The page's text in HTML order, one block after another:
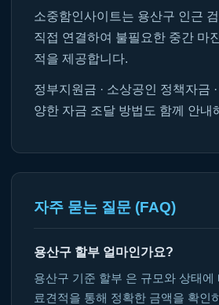
소중함인사이트는 용산구 인근
직접 연결하여 불필요한 중간 마
적을 제공합니다.
정부지원금 · 소상공인 정책자금
양한 자금 조달 방법도 함께 안내
자주 묻는 질문 (FAQ)
용산구 할부 얼마인가요?
용산구 기준 할부 은 규모와 상태에
료견적을 통해 정확한 금액을 확인